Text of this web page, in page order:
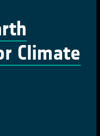
Climate